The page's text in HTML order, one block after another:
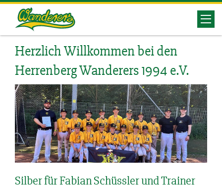
Herrenberg
Wanderers
Herzlich Willkommen bei den
Herrenberg Wanderers 1994 e.V.
Silber für Fabian Schüssler und Trainer